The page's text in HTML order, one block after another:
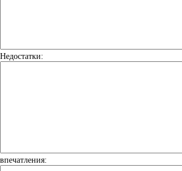
Недостатки:
впечатления: